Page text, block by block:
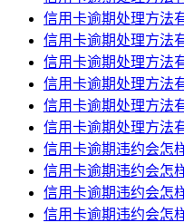
信用卡逾期处理方法
信用卡逾期处理方法
信用卡逾期处理方法
信用卡逾期处理方法
信用卡逾期处理方法
信用卡逾期处理方法
信用卡逾期违约会怎
信用卡逾期违约会怎
信用卡逾期违约会怎
信用卡逾期违约会怎